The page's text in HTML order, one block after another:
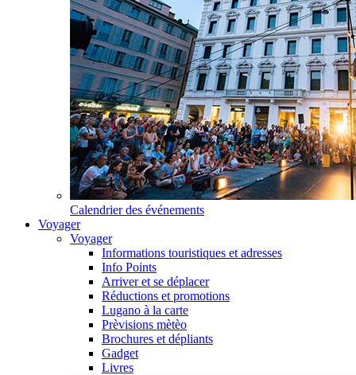
Calendrier des événements
Voyager
Voyager
Informations touristiques et adresses
Info Points
Arriver et se déplacer
Réductions et promotions
Lugano à la carte
Prèvisions mètèo
Brochures et dépliants
Gadget
Livres